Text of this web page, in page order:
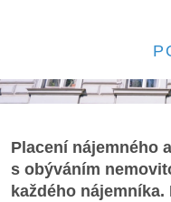
Placení nájemného
s obýváním
každého